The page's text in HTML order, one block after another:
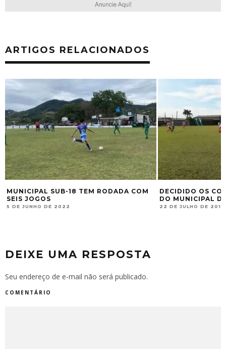
ARTIGOS RELACIONADOS
MUNICIPAL SUB-18 TEM RODADA COM
SEIS JOGOS
5 DE JUNHO DE 2022
DECIDIDO OS
DO MUNICIPAL
22 DE JULHO DE 2019
DEIXE UMA RESPOSTA
Seu endereço de e-mail não será publicado.
COMENTÁRIO